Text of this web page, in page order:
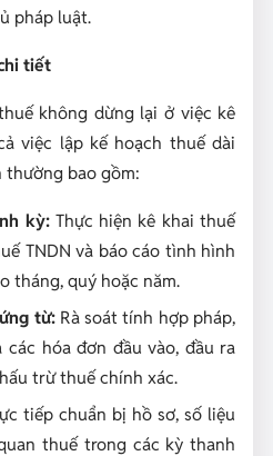
pháp luật.
tiết
không dừng lại ở việc kê
việc lập kế hoạch thuế dài
thường bao gồm:
kỳ:Thực hiện kê khai thuế
TNDN và báo cáo tình hình
tháng, quý hoặc năm.
từ:Rà soát tính hợp pháp,
hóa đơn đầu vào, đầu ra
trừ thuế chính xác.
tiếp chuẩn bị hồ sơ, số liệu
thuế trong các kỳ thanh